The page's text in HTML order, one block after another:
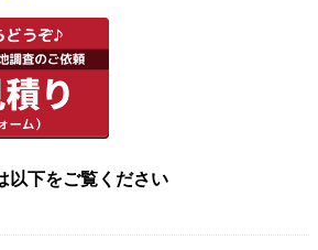
以下をご覧ください